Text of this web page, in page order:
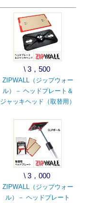
\ 3，500
ZIPWALL（ジップウォー
ル）－ ヘッドプレート＆
ジャッキヘッド（取替用）
\ 3，000
ZIPWALL（ジップウォー
ル）－ ヘッドプレート